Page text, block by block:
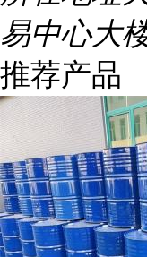
易中心大
推荐产品